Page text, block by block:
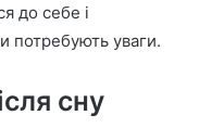
до себе і
потребують уваги.
сну